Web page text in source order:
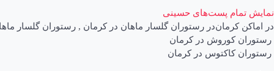
نمایش تمام پست‌های حسینی
در
اماکن کرماندر رستوران گلسار ماهان در کرمان , رستوران گلسار
راهبری
نوشته
رستوران کوروش در کرمان
رستوران کاکتوس در کرمان